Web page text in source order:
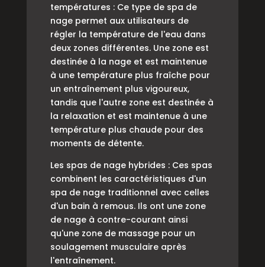
températures : Ce type de spa de
nage permet aux utilisateurs de
régler la température de l'eau dans
deux zones différentes. Une zone est
destinée à la nage et est maintenue
à une température plus fraîche pour
un entraînement plus vigoureux,
tandis que l'autre zone est destinée à
la relaxation et est maintenue à une
température plus chaude pour des
moments de détente.
Les spas de nage hybrides : Ces spas
combinent les caractéristiques d'un
spa de nage traditionnel avec celles
d'un bain à remous. Ils ont une zone
de nage à contre-courant ainsi
qu'une zone de massage pour un
soulagement musculaire après
l'entraînement.